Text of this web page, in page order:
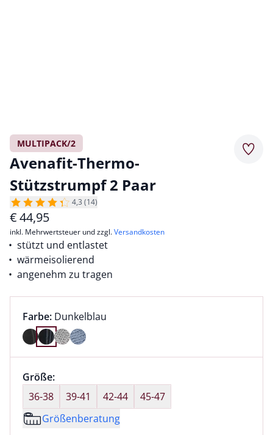
MULTIPACK/2
Avenafit-Thermo-
Stützstrumpf 2 Paar
4,3 (14)
€44,95
inkl. Mehrwertsteuer und zzgl.Versandkosten
stützt und entlastet
wärmeisolierend
angenehm zu tragen
Farbauswahl:
Farbe: aktuell ausgewählt:
Dunkelblau
Farbe Dunkelblau ausgewählt
Größenauswahl:
Größe:nichts ausgewählt
36-38
39-41 42-44
45-47
Größenberatung